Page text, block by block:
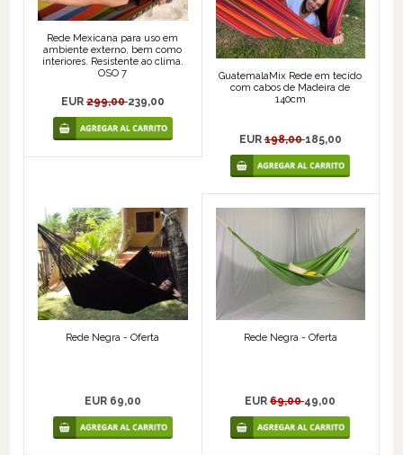
Rede Mexicana para uso em
ambiente externo, bem como
interiores. Resistente ao clima.
OSO 7
EUR299,00239,00
GuatemalaMix Rede em tecido
com cabos de Madeira de
140cm
EUR198,00185,00
Rede Negra - Oferta
EUR 69,00
Rede Negra - Oferta
EUR69,0049,00